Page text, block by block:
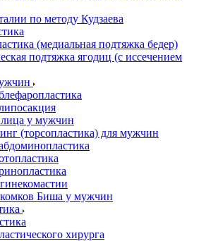
по методу Кудзаева
(медиальная подтяжка бедер)
подтяжка ягодиц (с иссечением
у мужчин
(торсопластика) для мужчин
Биша у мужчин
хирурга